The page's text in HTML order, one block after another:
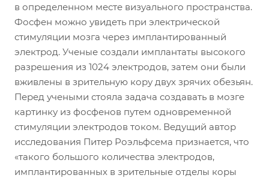
в определенном месте визуального пространства.
Фосфен можно увидеть при электрической
стимуляции мозга через имплантированный
электрод. Ученые создали имплантаты высокого
разрешения из 1024 электродов, затем они были
вживлены в зрительную кору двух зрячих обезьян.
Перед учеными стояла задача создавать в мозге
картинку из фосфенов путем одновременной
стимуляции электродов током. Ведущий автор
исследования Питер Роэльфсема признается, что
«такого большого количества электродов,
имплантированных в зрительные отделы коры